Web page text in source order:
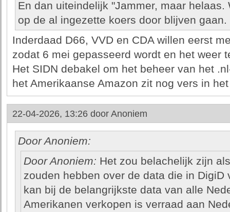
En dan uiteindelijk "Jammer, maar
op de al ingezette koers door blijven gaan.
Inderdaad D66, VVD en CDA willen eerst
zodat 6 mei gepasseerd wordt en het weer
Het SIDN debakel om het beheer van het
het Amerikaanse Amazon zit nog vers in
22-04-2026, 13:26 door Anoniem
Door Anoniem:
Door Anoniem: Het zou belachelijk zijn
zouden hebben over de data die in DigiD
kan bij de belangrijkste data van alle
Amerikanen verkopen is verraad aan